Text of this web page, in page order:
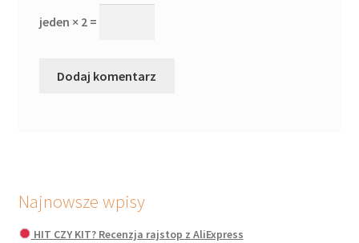
jeden × 2 =
Najnowsze wpisy
HIT CZY KIT? Recenzja rajstop z AliExpress